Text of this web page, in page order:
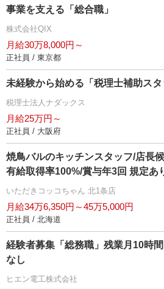
事業を支える「総合職」
株式会社QIX
月給30万8,000円～
正社員 / 東京都
未経験から始める「税理士補助ス
税理士法人ナダックス
月給25万円～
正社員 / 大阪府
焼鳥バルのキッチンスタッフ/店長
有給取得率100%/賞与年3回 規定あ
いただきコッコちゃん 北1条店
月給34万6,350円～45万5,000円
正社員 / 北海道
経験者募集「総務職」残業月10時
なし
ヒエン電工株式会社